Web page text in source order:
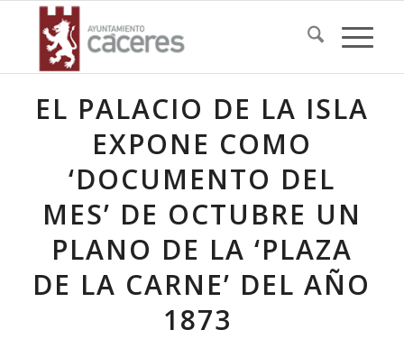
EL PALACIO DE LA ISLA
EXPONE COMO
‘DOCUMENTO DEL
MES’ DE OCTUBRE UN
PLANO DE LA ‘PLAZA
DE LA CARNE’ DEL AÑO
1873